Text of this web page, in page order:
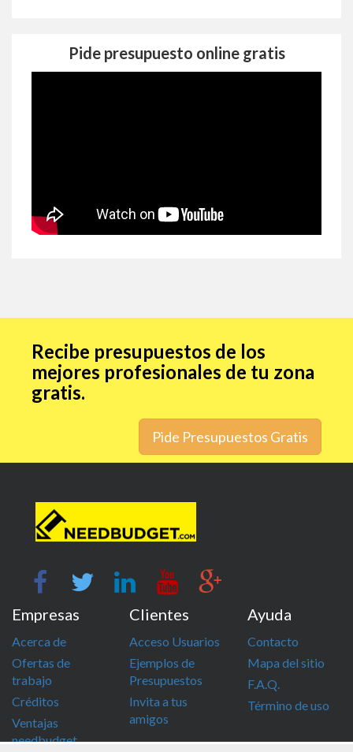
Pide presupuesto online gratis
Recibe presupuestos de los
mejores profesionales de tu zona
gratis.
Pide Presupuestos Gratis
Empresas
Acerca de
Ofertas de
trabajo
Créditos
Ventajas
needbudget
Clientes
Acceso Usuarios
Ejemplos de
Presupuestos
Invita a tus
amigos
Ayuda
Contacto
Mapa del sitio
F.A.Q.
Término de uso